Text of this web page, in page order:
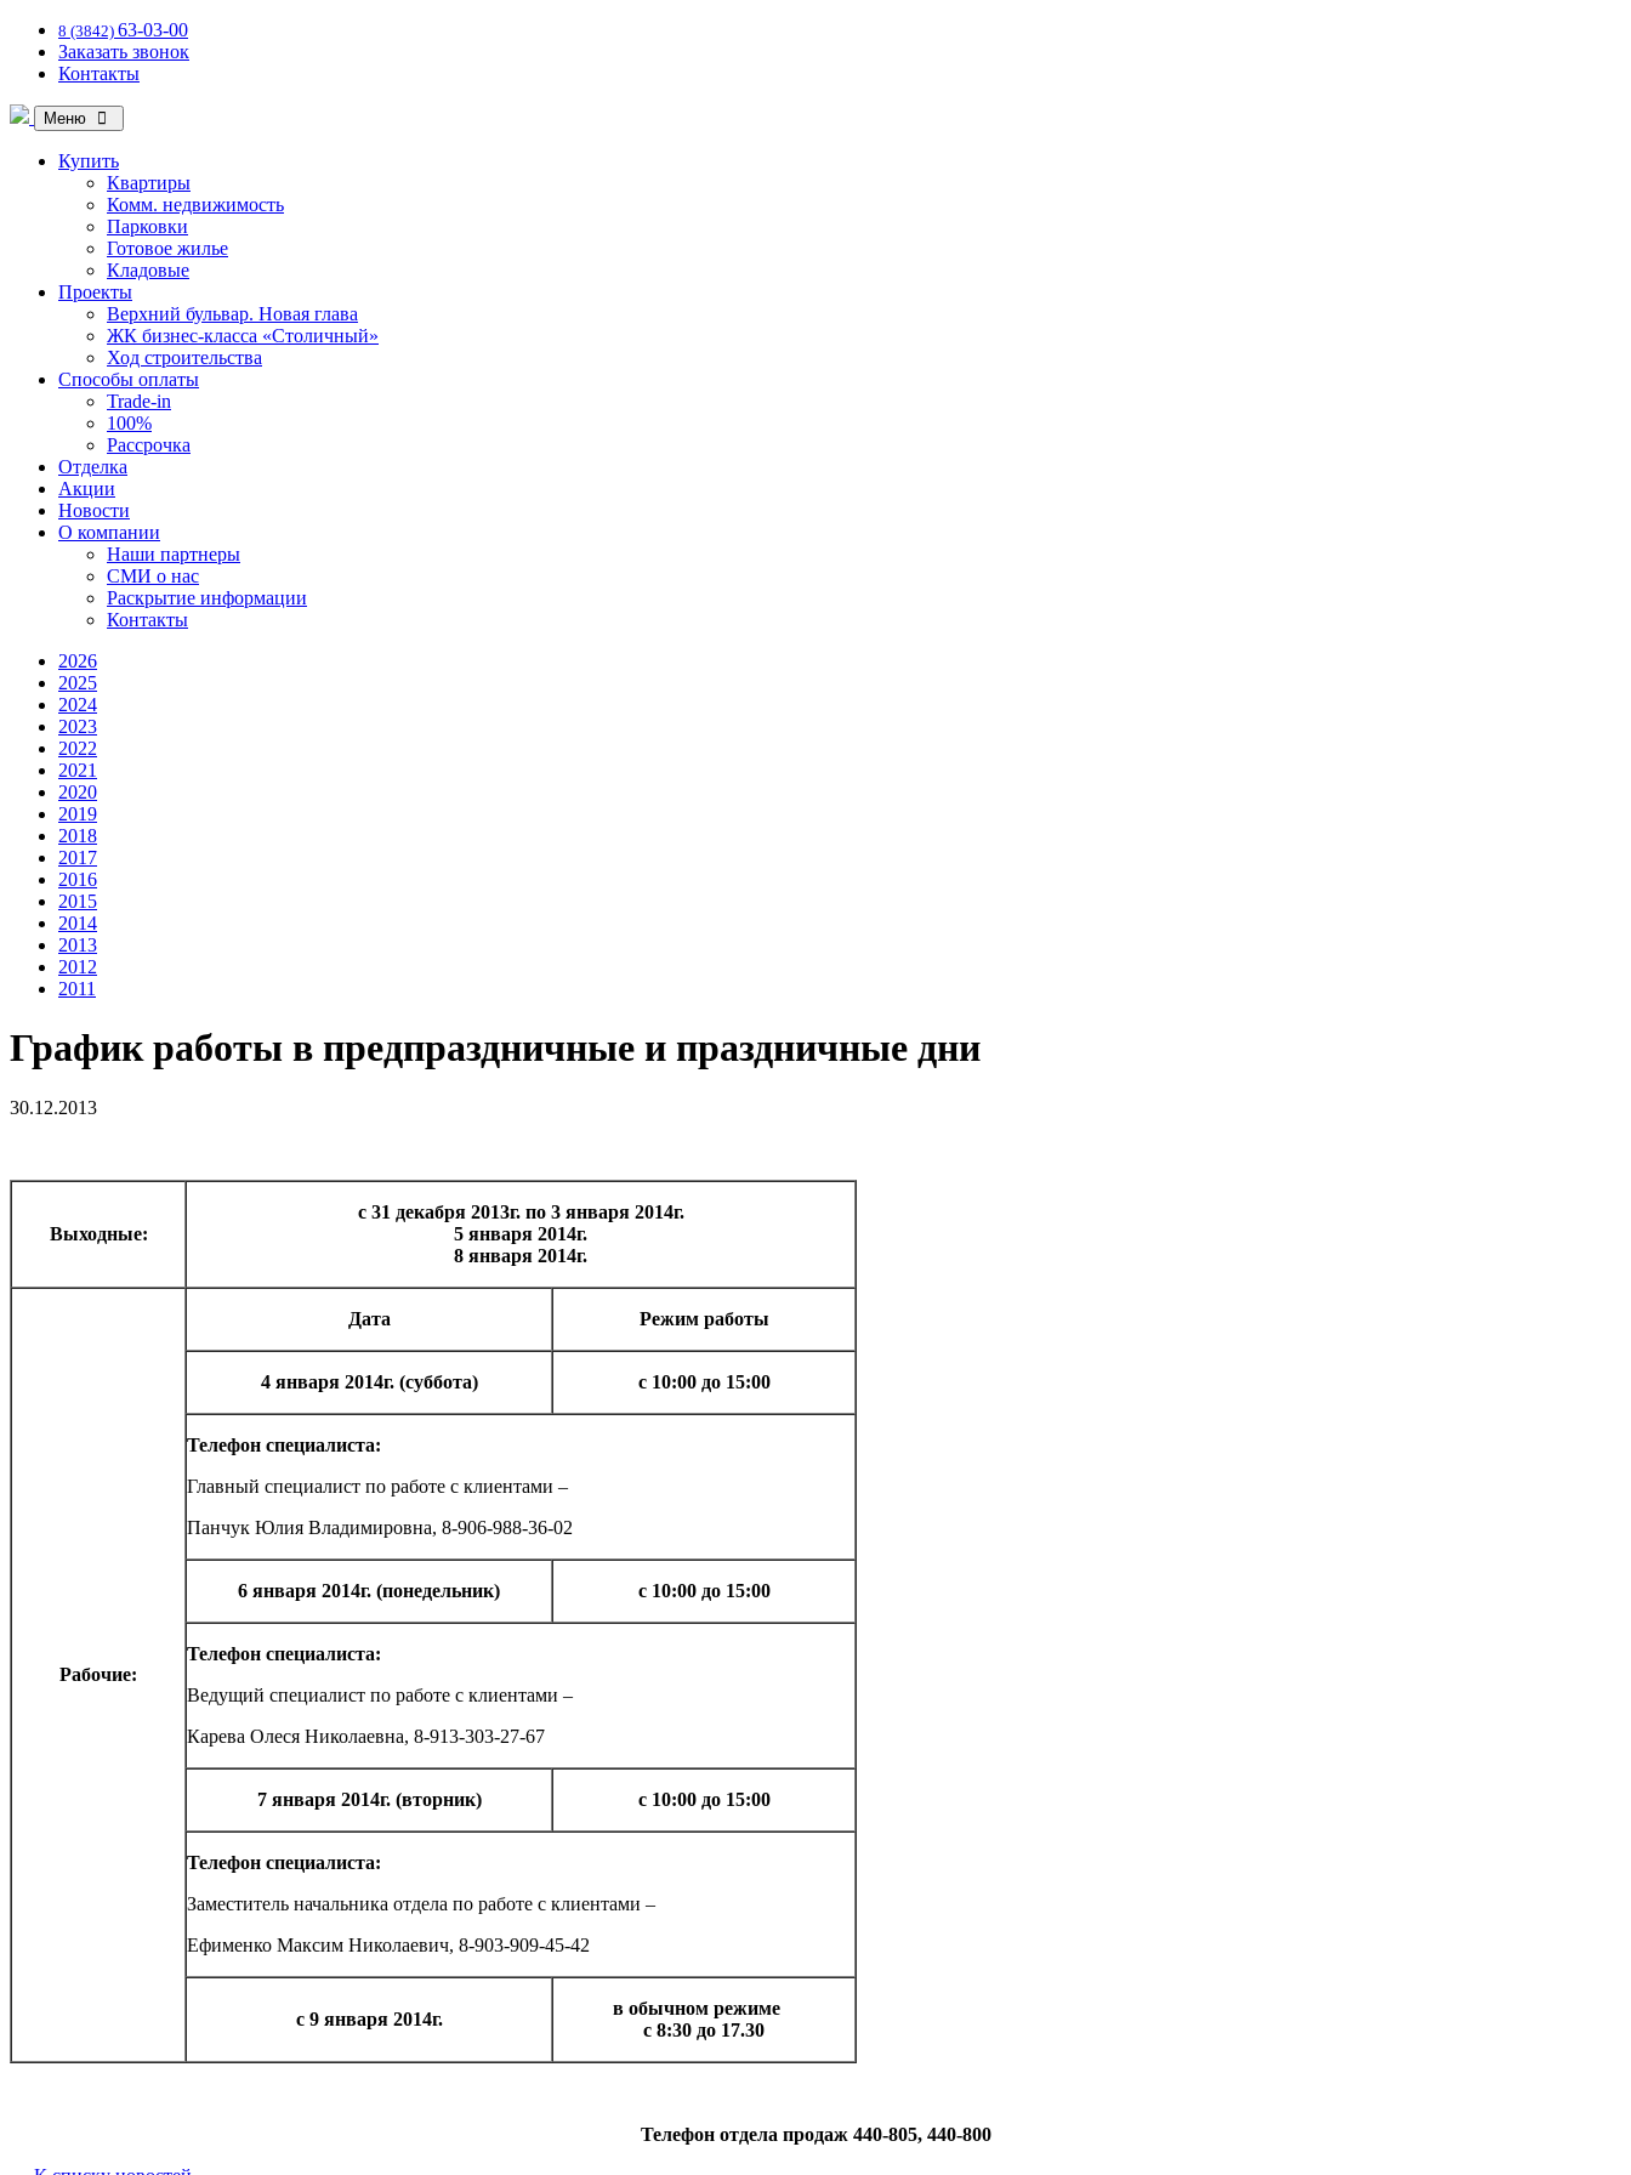
8 (3842) 63-03-00
Заказать звонок
Контакты
Меню
Купить
Квартиры
Комм. недвижимость
Парковки
Готовое жилье
Кладовые
Проекты
Верхний бульвар. Новая глава
ЖК бизнес-класса «Столичный»
Ход строительства
Способы оплаты
Trade-in
100%
Рассрочка
Отделка
Акции
Новости
О компании
Наши партнеры
СМИ о нас
Раскрытие информации
Контакты
2026
2025
2024
2023
2022
2021
2020
2019
2018
2017
2016
2015
2014
2013
2012
2011
График работы в предпраздничные и праздничные дни
30.12.2013
Выходные:
с 31 декабря 2013г. по 3 января 2014г.
5 января 2014г.
8 января 2014г.
Рабочие:
Дата Режим работы
4 января 2014г. (суббота) с 10:00 до 15:00
Телефон специалиста:
Главный специалист по работе с клиентами –
Панчук Юлия Владимировна, 8-906-988-36-02
6 января 2014г. (понедельник) с 10:00 до 15:00
Телефон специалиста:
Ведущий специалист по работе с клиентами –
Карева Олеся Николаевна, 8-913-303-27-67
7 января 2014г. (вторник) с 10:00 до 15:00
Телефон специалиста:
Заместитель начальника отдела по работе с клиентами –
Ефименко Максим Николаевич, 8-903-909-45-42
с 9 января 2014г.
в обычном режиме
с 8:30 до 17.30
Телефон отдела продаж 440-805, 440-800